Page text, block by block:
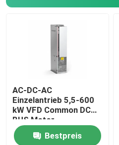
AC-DC-AC
Einzelantrieb 5,5-600
kW VFD Common DC
BUS Motor
Wechselfrequenzantrieb
für das Heben
Bestpreis